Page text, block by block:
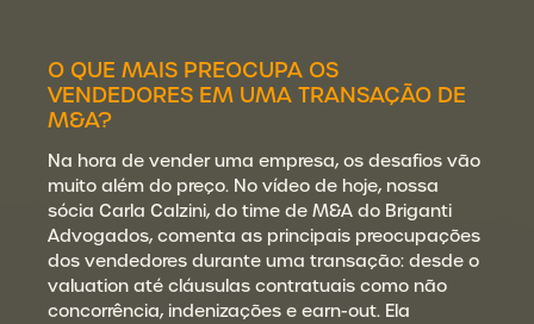
O QUE MAIS PREOCUPA OS
VENDEDORES EM UMA TRANSAÇÃO DE
M&A?
Na hora de vender uma empresa, os desafios vão
muito além do preço. No vídeo de hoje, nossa
sócia Carla Calzini, do time de M&A do Briganti
Advogados, comenta as principais preocupações
dos vendedores durante uma transação: desde o
valuation até cláusulas contratuais como não
concorrência, indenizações e earn-out. Ela